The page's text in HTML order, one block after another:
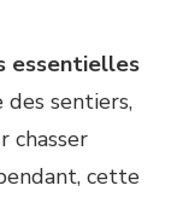
essentielles
des sentiers,
chasser
cette